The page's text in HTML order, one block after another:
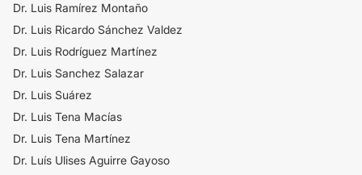
Dr. Luis Ramírez Montaño
Dr. Luis Ricardo Sánchez Valdez
Dr. Luis Rodríguez Martínez
Dr. Luis Sanchez Salazar
Dr. Luis Suá​rez
Dr. Luis Tena Macías
Dr. Luis Tena Martínez
Dr. Luís Ulises Aguirre Gayoso